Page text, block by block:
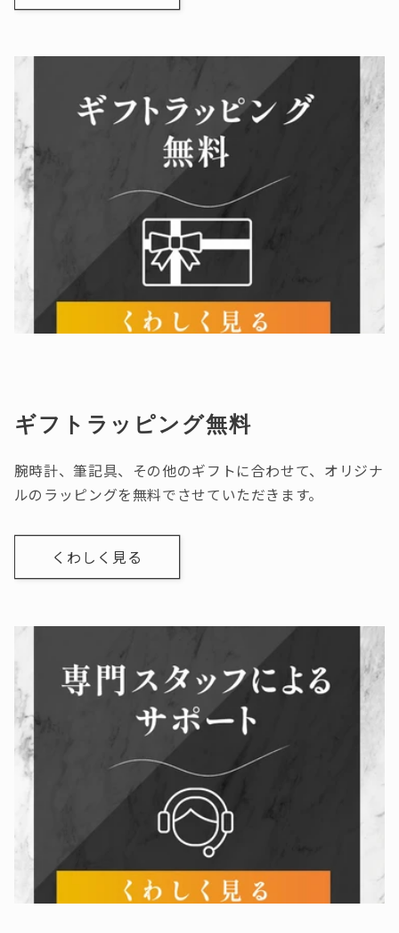
ギフトラッピング無料
腕時計、筆記具、その他のギフトに合わせて、オリジナ
ルのラッピングを無料でさせていただきます。
くわしく見る